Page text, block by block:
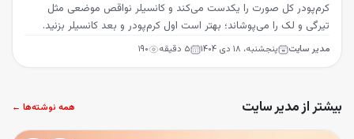
کرم‌پودر کل صورت را یکدست می‌کند و کانسیلر نواقص موضعی مثل
تیرگی و لک را می‌پوشاند؛ بهتر است اول کرم‌پودر و بعد کانسیلر بزنید.
مدیر سایت پنجشنبه، ۱۸ دی ۱۴۰۴ ۵ دقیقه ۱۹۰
بیشتر از مدیر سایت همه نوشته‌ها ←